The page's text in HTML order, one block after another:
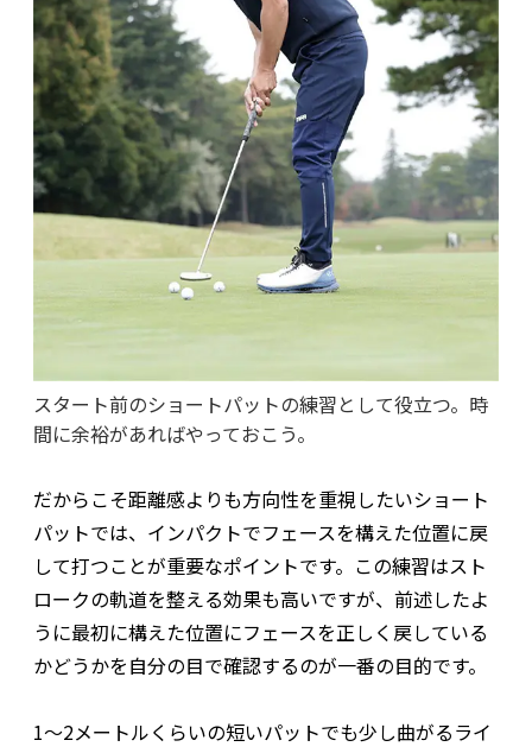
スタート前のショートパットの練習として役立つ。時
間に余裕があればやっておこう。
だからこそ距離感よりも方向性を重視したいショート
パットでは、インパクトでフェースを構えた位置に戻
して打つことが重要なポイントです。この練習はスト
ロークの軌道を整える効果も高いですが、前述したよ
うに最初に構えた位置にフェースを正しく戻している
かどうかを自分の目で確認するのが一番の目的です。
1～2メートルくらいの短いパットでも少し曲がるライ